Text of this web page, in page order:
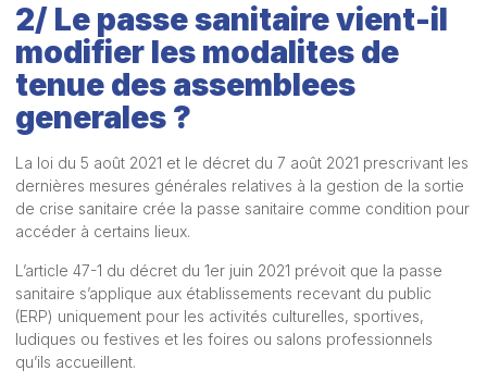
2/ Le passe sanitaire vient-il
modifier les modalites de
tenue des assemblees
generales ?
La loi du 5 août 2021 et le décret du 7 août 2021 prescrivant les
dernières mesures générales relatives à la gestion de la sortie
de crise sanitaire crée la passe sanitaire comme condition pour
accéder à certains lieux.
L’article 47-1 du décret du 1er juin 2021 prévoit que la passe
sanitaire s’applique aux établissements recevant du public
(ERP) uniquement pour les activités culturelles, sportives,
ludiques ou festives et les foires ou salons professionnels
qu’ils accueillent.